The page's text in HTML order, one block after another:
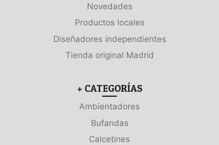
Novedades
Productos locales
Diseñadores independientes
Tienda original Madrid
+ CATEGORÍAS
Ambientadores
Bufandas
Calcetines